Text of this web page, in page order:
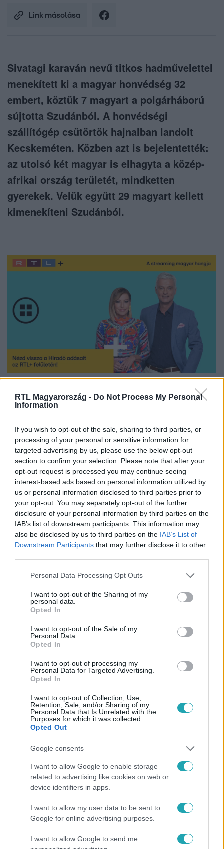
RTL Magyarország - Do Not Process My Personal
Information
If you wish to opt-out of the sale, sharing to third parties, or
processing of your personal or sensitive information for
targeted advertising by us, please use the below opt-out
section to confirm your selection. Please note that after your
opt-out request is processed you may continue seeing
interest-based ads based on personal information utilized by
us or personal information disclosed to third parties prior to
your opt-out. You may separately opt-out of the further
disclosure of your personal information by third parties on the
IAB’s list of downstream participants. This information may
also be disclosed by us to third parties on the IAB’s List of
Downstream Participants that may further disclose it to other
Please note that this website/app uses one or more Google
not limited to your visit or usage behaviour. You may click to
grant or deny consent to Google and its third-party tags to
use your data for below specified purposes in below Google
consent section.
Personal Data Processing Opt Outs
I want to opt-out of the Sharing of my
personal data.
Opted In
I want to opt-out of the Sale of my
Personal Data.
Opted In
I want to opt-out of processing my
Personal Data for Targeted Advertising.
Opted In
I want to opt-out of Collection, Use,
Retention, Sale, and/or Sharing of my
Personal Data that Is Unrelated with the
Purposes for which it was collected.
Opted Out
Google consents
I want to allow Google to enable storage
related to advertising like cookies on web or
device identifiers in apps.
I want to allow my user data to be sent to
Google for online advertising purposes.
I want to allow Google to send me
Link másolása
Sivatagi karaván nevű titkos hadművelettel
menekített ki a magyar honvédség 32
embert, köztük 7 magyart a polgárháború
sújtotta Szudánból. A honvédségi
szállítógép csütörtök hajnalban landolt
Kecskeméten. Közben azt is bejelentették:
az utolsó két magyar is elhagyta a közép-
afrikai ország területét, mindketten
gyerekek. Velük együtt 29 magyart kellett
kimenekíteni Szudánból.
Itt állítsd be, hogy az RTL.hu az elsők között
legyen a Google-találatokban!
Kövess minket, és értesülj a friss hírekről a
HÍRADÓ #
HADMŰVELET KIMENEKÍTÉS
Népszerű